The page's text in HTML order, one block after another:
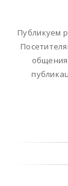
Публикуем